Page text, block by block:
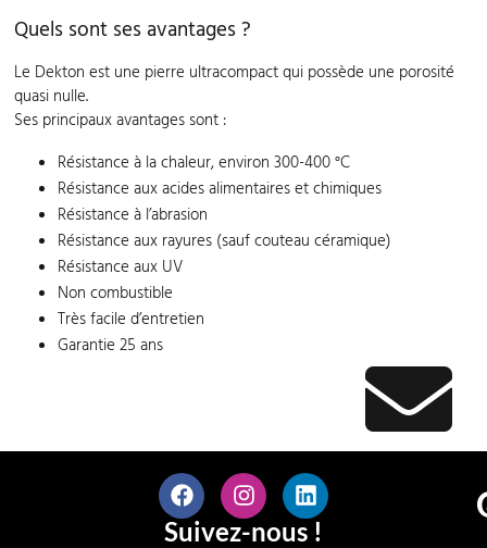
Quels sont ses avantages ?
Le Dekton est une pierre ultracompact qui possède une porosité
quasi nulle.
Ses principaux avantages sont :
Résistance à la chaleur, environ 300-400 °C
Résistance aux acides alimentaires et chimiques
Résistance à l’abrasion
Résistance aux rayures (sauf couteau céramique)
Résistance aux UV
Non combustible
Très facile d’entretien
Garantie 25 ans
Suivez-nous !